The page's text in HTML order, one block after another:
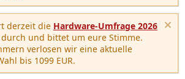
derzeit die Hardware-Umfrage 2026
durch und bittet um eure Stimme.
verlosen wir eine aktuelle
bis 1099 EUR.